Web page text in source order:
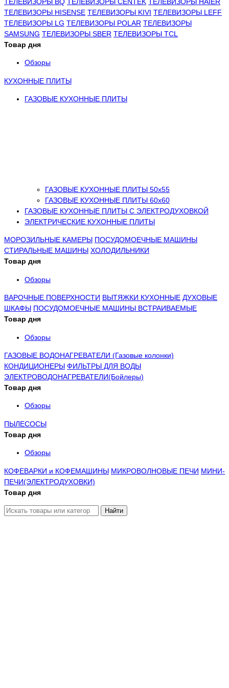
ТЕЛЕВИЗОРЫ HISENSE ТЕЛЕВИЗОРЫ KIVI ТЕЛЕВИЗОРЫ LEFF
ТЕЛЕВИЗОРЫ LG ТЕЛЕВИЗОРЫ POLAR ТЕЛЕВИЗОРЫ
SAMSUNG ТЕЛЕВИЗОРЫ SBER ТЕЛЕВИЗОРЫ TCL
Товар дня
Обзоры
КУХОННЫЕ ПЛИТЫ
ГАЗОВЫЕ КУХОННЫЕ ПЛИТЫ
ГАЗОВЫЕ КУХОННЫЕ ПЛИТЫ 50х55
ГАЗОВЫЕ КУХОННЫЕ ПЛИТЫ 60х60
ГАЗОВЫЕ КУХОННЫЕ ПЛИТЫ С ЭЛЕКТРОДУХОВКОЙ
ЭЛЕКТРИЧЕСКИЕ КУХОННЫЕ ПЛИТЫ
МОРОЗИЛЬНЫЕ КАМЕРЫ ПОСУДОМОЕЧНЫЕ МАШИНЫ
СТИРАЛЬНЫЕ МАШИНЫ ХОЛОДИЛЬНИКИ
Товар дня
Обзоры
ВАРОЧНЫЕ ПОВЕРХНОСТИ ВЫТЯЖКИ КУХОННЫЕ ДУХОВЫЕ
ШКАФЫ ПОСУДОМОЕЧНЫЕ МАШИНЫ ВСТРАИВАЕМЫЕ
Товар дня
Обзоры
ГАЗОВЫЕ ВОДОНАГРЕВАТЕЛИ (Газовые колонки)
КОНДИЦИОНЕРЫ ФИЛЬТРЫ ДЛЯ ВОДЫ
ЭЛЕКТРОВОДОНАГРЕВАТЕЛИ(Бойлеры)
Товар дня
Обзоры
ПЫЛЕСОСЫ
Товар дня
Обзоры
КОФЕВАРКИ и КОФЕМАШИНЫ МИКРОВОЛНОВЫЕ ПЕЧИ МИНИ-
ПЕЧИ(ЭЛЕКТРОДУХОВКИ)
Товар дня
Найти